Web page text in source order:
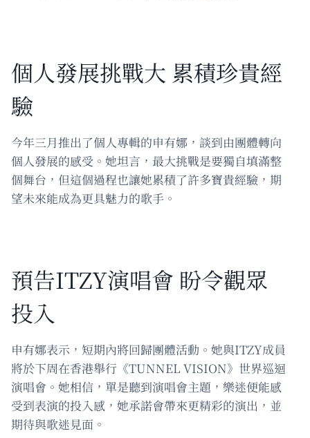
個人發展挑戰大 累積珍貴經
驗
今年三月推出了個人專輯的申有娜，談到由團體轉向
個人發展的感受。她坦言，最大挑戰是要獨自填滿整
個舞台，但這個過程也讓她累積了許多寶貴經驗，期
望未來能成為更具魅力的歌手。
預告ITZY演唱會 盼令觀眾
投入
申有娜表示，短期內將回歸團體活動。她與ITZY成員
將於下周在香港舉行《TUNNEL VISION》世界巡迴
演唱會。她相信，單是聽到演唱會主題，樂迷便能感
受到表演的投入感，她承諾會帶來更精彩的演出，並
期待與歌迷見面。